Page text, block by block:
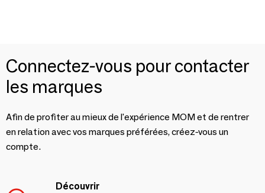
Connectez-vous pour contacter
les marques
Afin de profiter au mieux de l'expérience MOM et de rentrer
en relation avec vos marques préférées, créez-vous un
compte.
Découvrir